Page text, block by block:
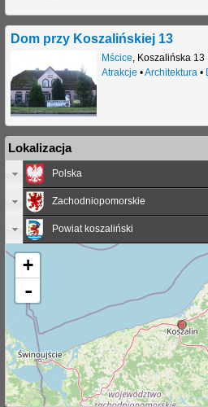
Dom przy Koszalińskiej 13
Mścice Koszalińska 13
Atrakcje •Architektura •
Lokalizacja
Polska
Zachodniopomorskie
Powiat koszaliński
+
-